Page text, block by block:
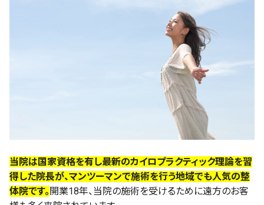
当院は国家資格を有し最新のカイロプラクティック理論を習
得した院長が、マンツーマンで施術を行う地域でも人気の整
体院です。 開業18年、当院の施術を受けるために遠方のお客